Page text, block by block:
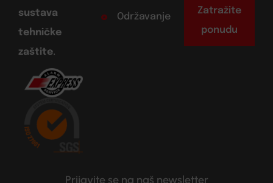
sustava
tehničke
zaštite.
Održavanje
Zatražite
ponudu
Prijavite se na naš newsletter